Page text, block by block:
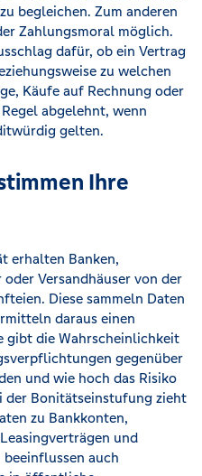
begleichen. Zum anderen
Zahlungsmoral möglich.
dafür, ob ein Vertrag
zu welchen
Käufe auf Rechnung oder
abgelehnt, wenn
gelten.
Ihre
erhalten Banken,
Versandhäuser von der
Diese sammeln Daten
daraus einen
gibt die Wahrscheinlichkeit
gegenüber
und wie hoch das Risiko
der Bonitätseinstufung zieht
zu Bankkonten,
und
auch